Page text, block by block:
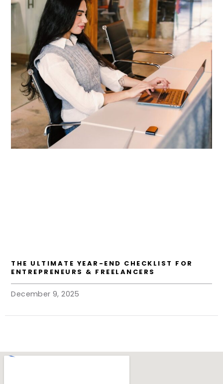
THE ULTIMATE YEAR-END CHECKLIST FOR
ENTREPRENEURS & FREELANCERS
December 9, 2025